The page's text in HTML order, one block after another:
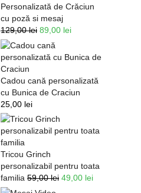
Personalizată de Crăciun
cu poză si mesaj
129,00lei 89,00 lei
Cadou cană personalizată
cu Bunica de Craciun
25,00 lei
Tricou Grinch
personalizabil pentru toata
familia 59,00lei 49,00 lei